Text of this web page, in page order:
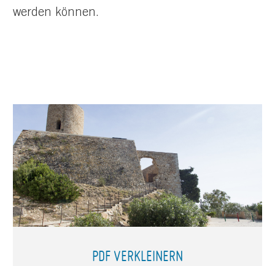
werden können.
PDF VERKLEINERN